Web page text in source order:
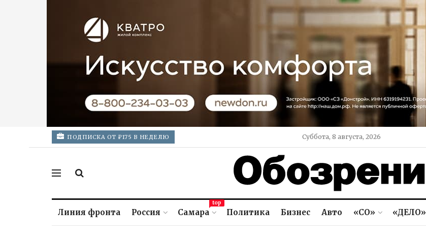
ПОДПИСКА ОТ ₽175 В НЕДЕЛЮ Суббота, 8 августа, 2026
Линия фронта Россия Самара
top
Политика Бизнес Авто «СО» «ДЕЛО»